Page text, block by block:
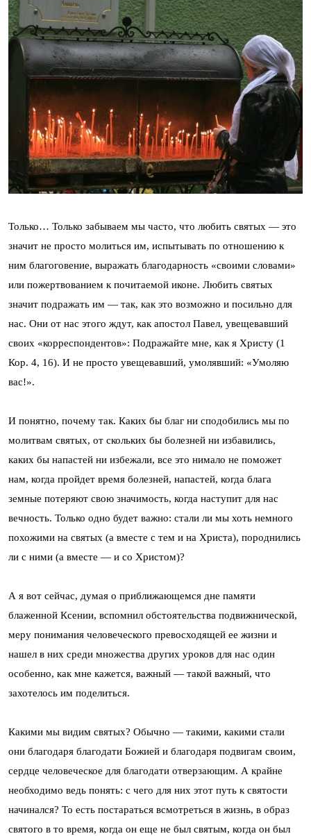
Только… Только забываем мы часто, что любить святых — это
значит не просто молиться им, испытывать по отношению к
ним благоговение, выражать благодарность «своими словами»
или пожертвованием к почитаемой иконе. Любить святых
значит подражать им — так, как это возможно и посильно для
нас. Они от нас этого ждут, как апостол Павел, увещевавший
своих «корреспондентов»: Подражайте мне, как я Христу (1
Кор. 4, 16). И не просто увещевавший, умолявший: «Умоляю
вас!».
И понятно, почему так. Каких бы благ ни сподобились мы по
молитвам святых, от скольких бы болезней ни избавились,
каких бы напастей ни избежали, все это нимало не поможет
нам, когда пройдет время болезней, напастей, когда блага
земные потеряют свою значимость, когда наступит для нас
вечность. Только одно будет важно: стали ли мы хоть немного
похожими на святых (а вместе с тем и на Христа), породнились
ли с ними (а вместе — и со Христом)?
А я вот сейчас, думая о приближающемся дне памяти
блаженной Ксении, вспомнил обстоятельства подвижнической,
меру понимания человеческого превосходящей ее жизни и
нашел в них среди множества других уроков для нас один
особенно, как мне кажется, важный — такой важный, что
захотелось им поделиться.
Какими мы видим святых? Обычно — такими, какими стали
они благодаря благодати Божией и благодаря подвигам своим,
сердце человеческое для благодати отверзающим. А крайне
необходимо ведь понять: с чего для них этот путь к святости
начинался? То есть постараться всмотреться в жизнь, в образ
святого в то время, когда он еще не был святым, когда он был